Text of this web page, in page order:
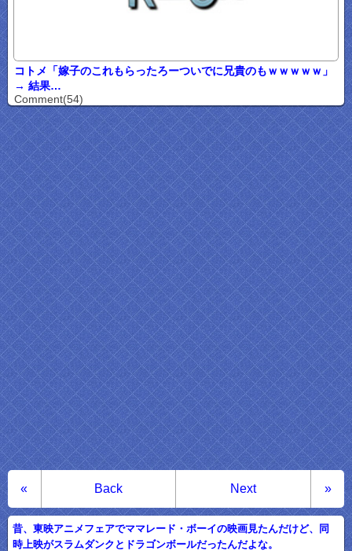
コトメ「嫁子のこれもらったろーついでに兄貴のもｗｗｗｗｗ」
→ 結果…
Comment(54)
« Back »
Next
昔、東映アニメフェアでママレード・ボーイの映画見たんだけど、同
時上映がスラムダンクとドラゴンボールだったんだよな。